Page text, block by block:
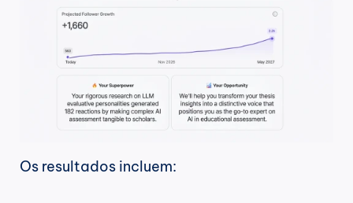
Os resultados incluem: